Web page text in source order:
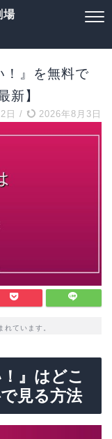
場
！』を無料で
新】
日 / 2026年8月3日
ています。
』はどこ
見る方法